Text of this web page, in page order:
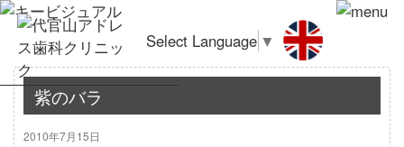
Select Language ▼
紫のバラ
2010年7月15日